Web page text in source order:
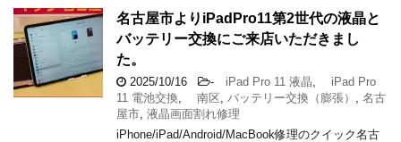
名古屋市よりiPadPro11第2世代の液晶と
バッテリー交換にご来店いただきまし
た。
2025/10/16 - iPad Pro 11 液晶
iPad Pro
11 電池交換
南区 バッテリー交換（膨張）
名古
屋市 液晶画面割れ修理
iPhone/iPad/Android/MacBook修理のクイック名古